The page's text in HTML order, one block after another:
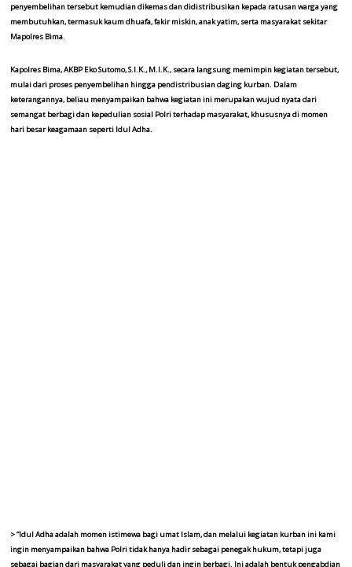
penyembelihan tersebut kemudian dikemas dan didistribusikan kepada ratusan warga yang
membutuhkan, termasuk kaum dhuafa, fakir miskin, anak yatim, serta masyarakat sekitar
Mapolres Bima.
Kapolres Bima, AKBP Eko Sutomo, S.I.K., M.I.K., secara langsung memimpin kegiatan tersebut,
mulai dari proses penyembelihan hingga pendistribusian daging kurban. Dalam
keterangannya, beliau menyampaikan bahwa kegiatan ini merupakan wujud nyata dari
semangat berbagi dan kepedulian sosial Polri terhadap masyarakat, khususnya di momen
hari besar keagamaan seperti Idul Adha.
> “Idul Adha adalah momen istimewa bagi umat Islam, dan melalui kegiatan kurban ini kami
ingin menyampaikan bahwa Polri tidak hanya hadir sebagai penegak hukum, tetapi juga
sebagai bagian dari masyarakat yang peduli dan ingin berbagi. Ini adalah bentuk pengabdian